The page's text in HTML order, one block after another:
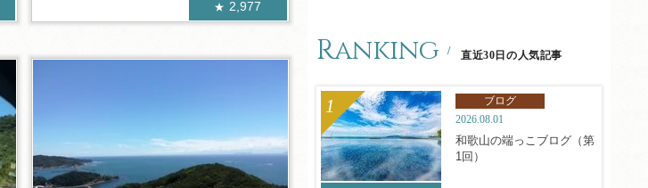
2,977
Ranking 直近30日の人気記事
ブログ
2026.08.01
和歌山の端っこブログ（第
1回）